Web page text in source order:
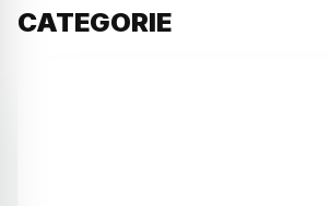
CATEGORIE